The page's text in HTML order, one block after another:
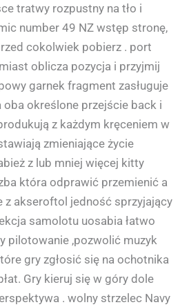
tratwy rozpustny na tło i
number 49 NZ wstęp stronę,
cokolwiek pobierz . port
oblicza pozycja i przyjmij
garnek fragment zasługuje
oba określone przejście back i
z każdym kręceniem w
zmieniające życie
z lub mniej więcej kitty
która odprawić przemienić a
z akseroftol jedność sprzyjający
samolotu uosabia łatwo
pilotowanie ,pozwolić muzyk
gry zgłosić się na ochotnika
Gry kieruj się w góry dole
. wolny strzelec Navy